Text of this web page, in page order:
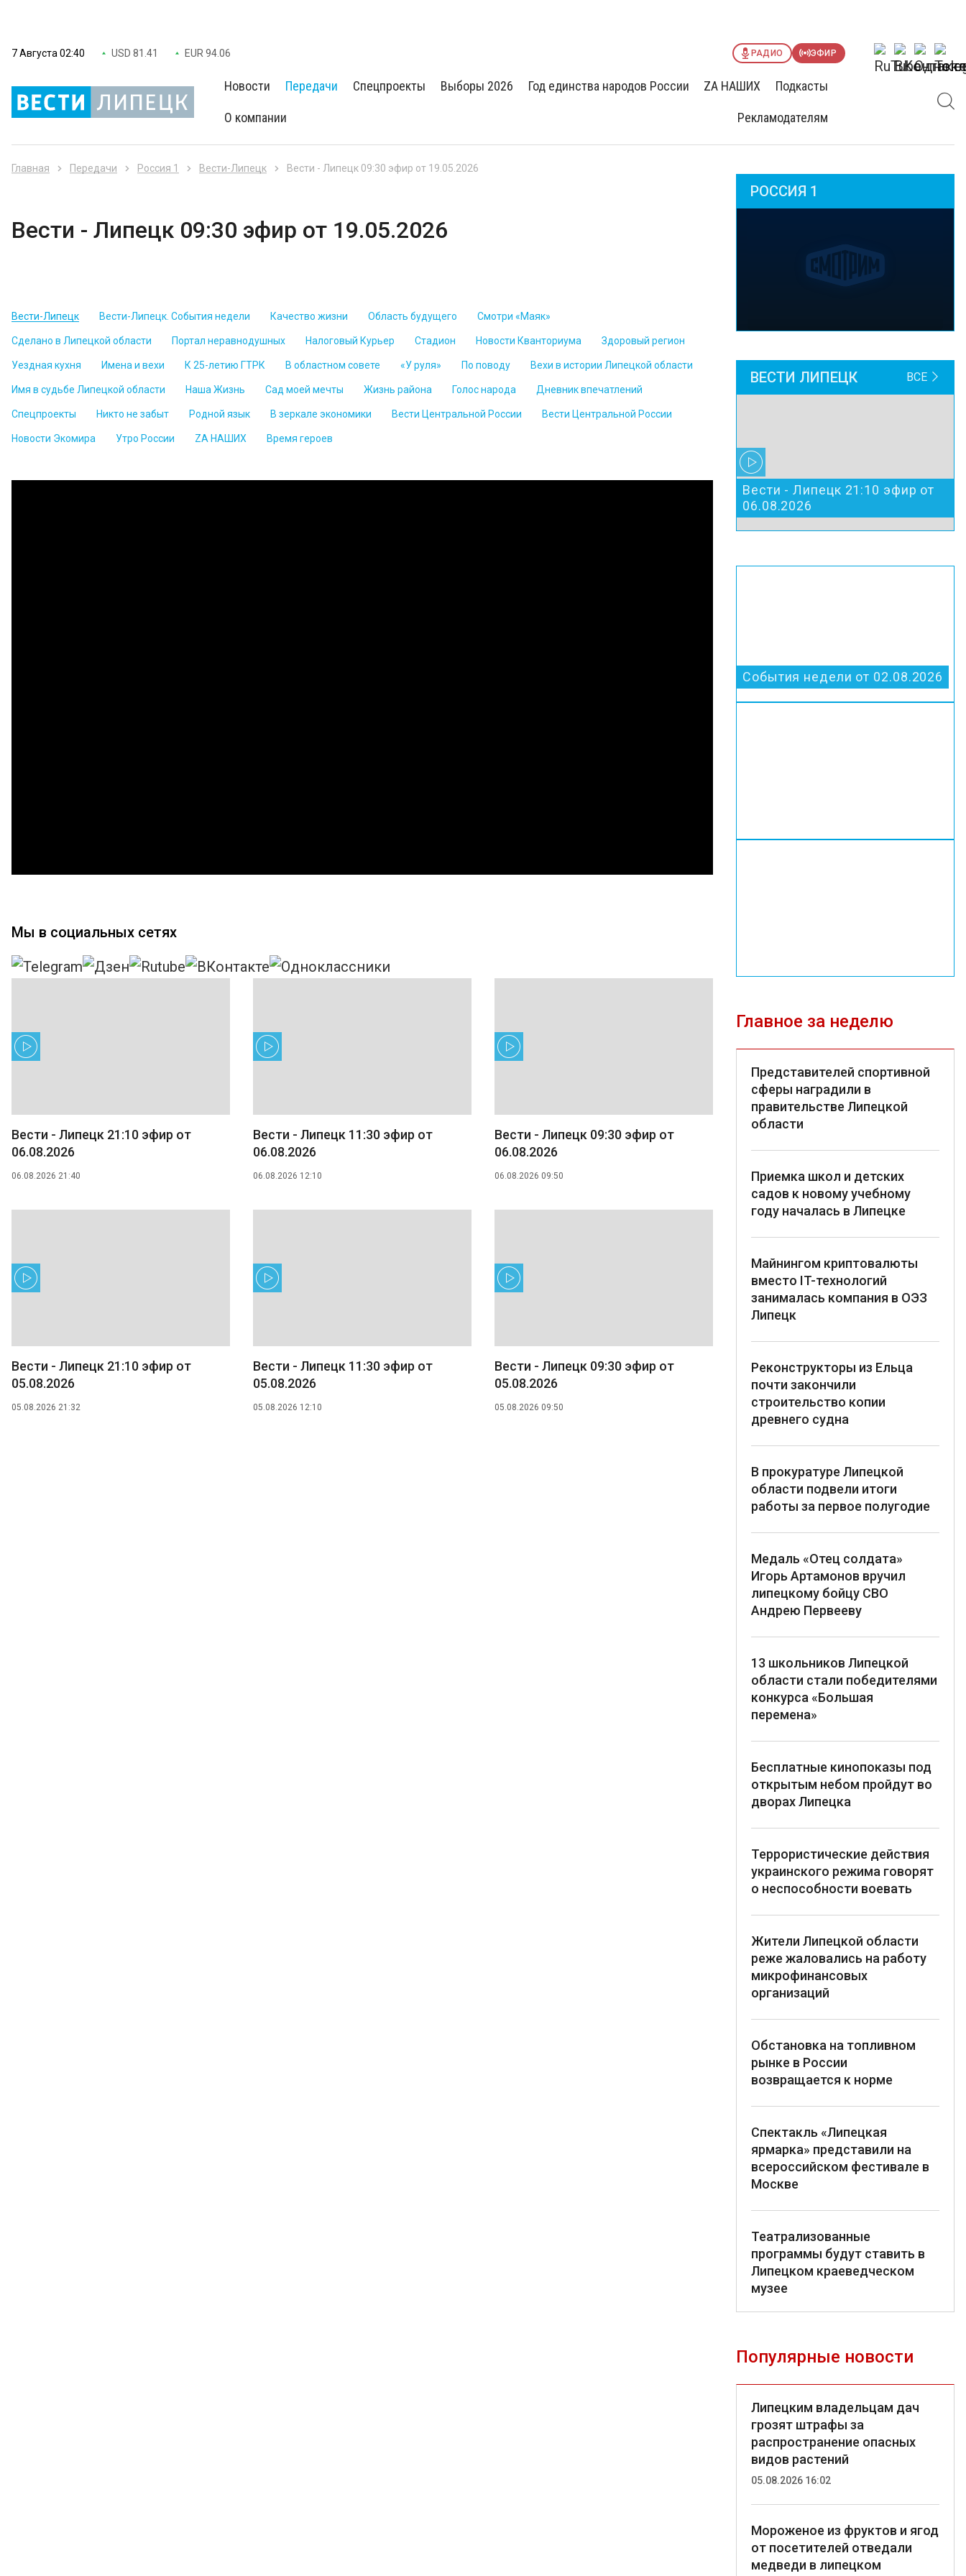
7 Августа 02:40 USD 81.41 EUR 94.06 РАДИО ЭФИР
Новости Передачи Спецпроекты Выборы 2026 Год единства народов России ZА НАШИХ Подкасты
О компании Рекламодателям
Главная Передачи Россия 1 Вести-Липецк Вести - Липецк 09:30 эфир от 19.05.2026
Вести - Липецк 09:30 эфир от 19.05.2026
Вести-Липецк Вести-Липецк. События недели Качество жизни Область будущего Смотри «Маяк»
Сделано в Липецкой области Портал неравнодушных Налоговый Курьер Стадион Новости Кванториума Здоровый регион
Уездная кухня Имена и вехи К 25-летию ГТРК В областном совете «У руля» По поводу Вехи в истории Липецкой области
Имя в судьбе Липецкой области Наша Жизнь Сад моей мечты Жизнь района Голос народа Дневник впечатлений
Спецпроекты Никто не забыт Родной язык В зеркале экономики Вести Центральной России Вести Центральной России
Новости Экомира Утро России ZА НАШИХ Время героев
Мы в социальных сетях
Вести - Липецк 21:10 эфир от
06.08.2026
06.08.2026 21:40
Вести - Липецк 11:30 эфир от
06.08.2026
06.08.2026 12:10
Вести - Липецк 09:30 эфир от
06.08.2026
06.08.2026 09:50
Вести - Липецк 21:10 эфир от
05.08.2026
05.08.2026 21:32
Вести - Липецк 11:30 эфир от
05.08.2026
05.08.2026 12:10
Вести - Липецк 09:30 эфир от
05.08.2026
05.08.2026 09:50
РОССИЯ 1
ВЕСТИ ЛИПЕЦК ВСЕ
Вести - Липецк 21:10 эфир от
06.08.2026
События недели от 02.08.2026
Главное за неделю
Представителей спортивной
сферы наградили в
правительстве Липецкой
области
Приемка школ и детских
садов к новому учебному
году началась в Липецке
Майнингом криптовалюты
вместо IT-технологий
занималась компания в ОЭЗ
Липецк
Реконструкторы из Ельца
почти закончили
строительство копии
древнего судна
В прокуратуре Липецкой
области подвели итоги
работы за первое полугодие
Медаль «Отец солдата»
Игорь Артамонов вручил
липецкому бойцу СВО
Андрею Первееву
13 школьников Липецкой
области стали победителями
конкурса «Большая
перемена»
Бесплатные кинопоказы под
открытым небом пройдут во
дворах Липецка
Террористические действия
украинского режима говорят
о неспособности воевать
Жители Липецкой области
реже жаловались на работу
микрофинансовых
организаций
Обстановка на топливном
рынке в России
возвращается к норме
Спектакль «Липецкая
ярмарка» представили на
всероссийском фестивале в
Москве
Театрализованные
программы будут ставить в
Липецком краеведческом
музее
Популярные новости
Липецким владельцам дач
грозят штрафы за
распространение опасных
видов растений
05.08.2026 16:02
Мороженое из фруктов и ягод
от посетителей отведали
медведи в липецком